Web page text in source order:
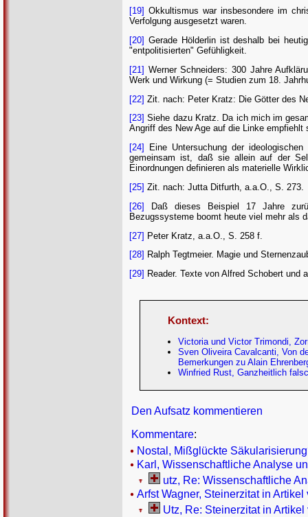
[19] Okkultismus war insbesondere im
Verfolgung ausgesetzt waren.
[20] Gerade Hölderlin ist deshalb bei
"entpolitisierten" Gefühligkeit.
[21] Werner Schneiders: 300 Jahre
Werk und Wirkung (= Studien zum 18.
[22] Zit. nach: Peter Kratz: Die Götter des
[23] Siehe dazu Kratz. Da ich mich im
Angriff des New Age auf die Linke
[24]
Eine Untersuchung der
gemeinsam ist, daß sie allein auf der
Einordnungen definieren als materielle
[25] Zit. nach: Jutta Ditfurth, a.a.O., S. 273.
[26] Daß dieses Beispiel 17 Jahre
Bezugssysteme boomt heute viel mehr als
[27] Peter Kratz, a.a.O., S. 258 f.
[28] Ralph Tegtmeier. Magie und
[29] Reader. Texte von Alfred Schobert und
Kontext:
Victoria und Victor Trimondi,
Sven Oliveira Cavalcanti, Von
Bemerkungen zu Alain
Winfried Rust, Ganzheitlich
Den Aufsatz kommentieren
Kommentare:
Nostal, Mißglückte
Karl, Wissenschaftliche Analyse
utz, Re: Wissenschaftliche
Arfst Wagner, Steinerzitat in
Utz, Re: Steinerzitat in